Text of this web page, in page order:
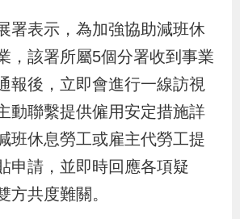
表示，為加強協助減班休
，該署所屬5個分署收到事業
報後，立即會進行一線訪視
動聯繫提供僱用安定措施詳
班休息勞工或雇主代勞工提
申請，並即時回應各項疑
方共度難關。